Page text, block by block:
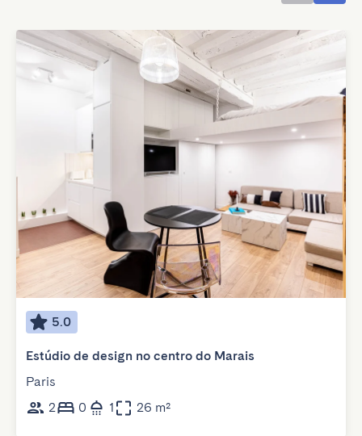
5.0
Estúdio de design no centro do Marais
Paris
2
0 1 26 m²